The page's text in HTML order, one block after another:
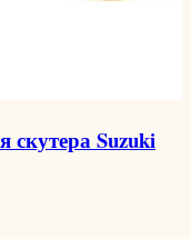
скутера Suzuki